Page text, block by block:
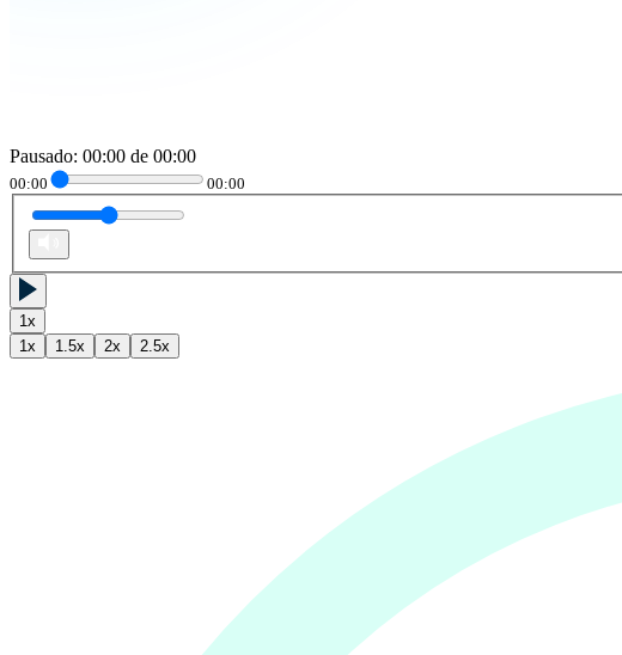
Pausado: 00:00 de 00:00
00:00 00:00
1x
1x 1.5x 2x 2.5x